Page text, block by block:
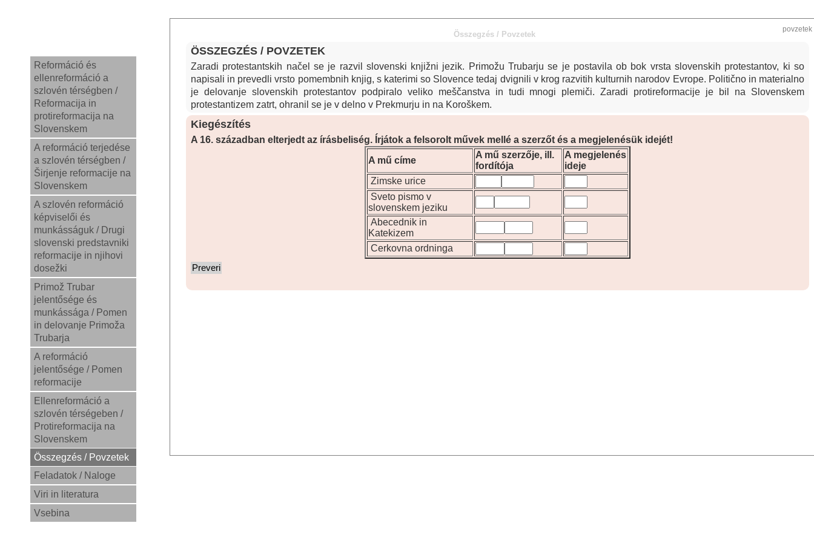
Reformáció és
ellenreformáció a
szlovén térségben /
Reformacija in
protireformacija na
Slovenskem
A reformáció terjedése
a szlovén térségben /
Širjenje reformacije na
Slovenskem
A szlovén reformáció
képviselői és
munkásságuk / Drugi
slovenski predstavniki
reformacije in njihovi
dosežki
Primož Trubar
jelentősége és
munkássága / Pomen
in delovanje Primoža
Trubarja
A reformáció
jelentősége / Pomen
reformacije
Ellenreformáció a
szlovén térségeben /
Protireformacija na
Slovenskem
Összegzés / Povzetek
Feladatok / Naloge
Viri in literatura
Vsebina
povzetek
Összegzés / Povzetek
ÖSSZEGZÉS / POVZETEK
Zaradi protestantskih načel se je razvil slovenski knjižni jezik. Primožu Trubarju se je postavila ob bok vrsta slovenskih protestantov, ki so
napisali in prevedli vrsto pomembnih knjig, s katerimi so Slovence tedaj dvignili v krog razvitih kulturnih narodov Evrope. Politično in materialno
je delovanje slovenskih protestantov podpiralo veliko meščanstva in tudi mnogi plemiči. Zaradi protireformacije je bil na Slovenskem
protestantizem zatrt, ohranil se je v delno v Prekmurju in na Koroškem.
Kiegészítés
A 16. században elterjedt az írásbeliség. Írjátok a felsorolt művek mellé a szerzőt és a megjelenésük idejét!
A mű címe
A mű szerzője, ill.
fordítója
A megjelenés
ideje
Zimske urice
Sveto pismo v
slovenskem jeziku
Abecednik in
Katekizem
Cerkovna ordninga